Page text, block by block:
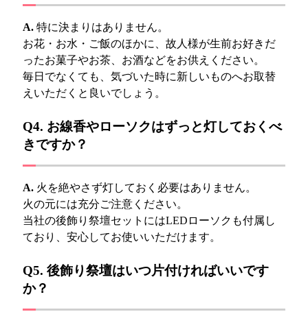
A.特に決まりはありません。
お花・お水・ご飯のほかに、故人様が生前お好きだ
ったお菓子やお茶、お酒などをお供えください。
毎日でなくても、気づいた時に新しいものへお取替
えいただくと良いでしょう。
Q4. お線香やローソクはずっと灯しておくべ
きですか？
A.火を絶やさず灯しておく必要はありません。
火の元には充分ご注意ください。
当社の後飾り祭壇セットにはLEDローソクも付属し
ており、安心してお使いいただけます。
Q5. 後飾り祭壇はいつ片付ければいいです
か？